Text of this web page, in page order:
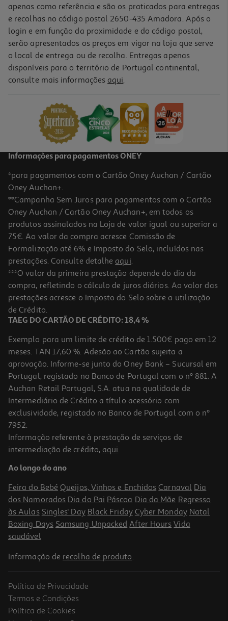
-14%
Cálice Country Vidro 31cl
Price reduced from
5.0
Calice Gemini Crisal Vidro 19cl
1.69 €/un
1,69 €
Calice Gemini Crisal Vidro 28cl
1.99 €/un
1,99 €
apenas como referência e são os praticados para entregas
e recolhas no código postal 2650-435 Amadora. Após o
login e em função da proximidade e do código postal,
serão apresentados os preços em vigor na loja que serve
o local de entrega ou de recolha. Entregas apenas
disponíveis para o território de Portugal continental,
consulte mais informações aqui.
Informações para pagamentos ONEY
*para pagamentos com o Cartão Oney Auchan / Cartão
Oney Auchan+.
**Campanha Sem Juros para pagamentos com o Cartão
Oney Auchan / Cartão Oney Auchan+, em todos os
produtos assinalados na Loja de valor igual ou superior a
75€. Ao valor da compra acresce Comissão de
Formalização até 6% e Imposto do Selo, incluídos nas
prestações. Consulte detalhe aqui.
***O valor da primeira prestação depende do dia da
compra, refletindo o cálculo de juros diários. Ao valor das
prestações acresce o Imposto do Selo sobre a utilização
de Crédito.
TAEG DO CARTÃO DE CRÉDITO: 18,4 %
Exemplo para um limite de crédito de 1.500€ pago em 12
meses. TAN 17,60 %. Adesão ao Cartão sujeita a
aprovação. Informe-se junto do Oney Bank – Sucursal em
Portugal, registado no Banco de Portugal com o nº 881. A
Auchan Retail Portugal, S.A. atua na qualidade de
Intermediário de Crédito a título acessório com
exclusividade, registado no Banco de Portugal com o nº
7952.
Informação referente à prestação de serviços de
intermediação de crédito, aqui.
Ao longo do ano
Feira do Bebé Queijos, Vinhos e Enchidos Carnaval Dia
dos Namorados Dia do Pai Páscoa Dia da Mãe Regresso
às Aulas Singles' Day Black Friday Cyber Monday Natal
Boxing Days Samsung Unpacked After Hours Vida
saudável
Informação de recolha de produto.
Política de Privacidade
Termos e Condições
Política de Cookies